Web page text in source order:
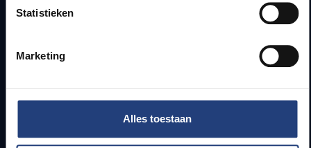
Statistieken
Marketing
Alles toestaan
Lesroosters
Onderzoeksgroepen
Pers